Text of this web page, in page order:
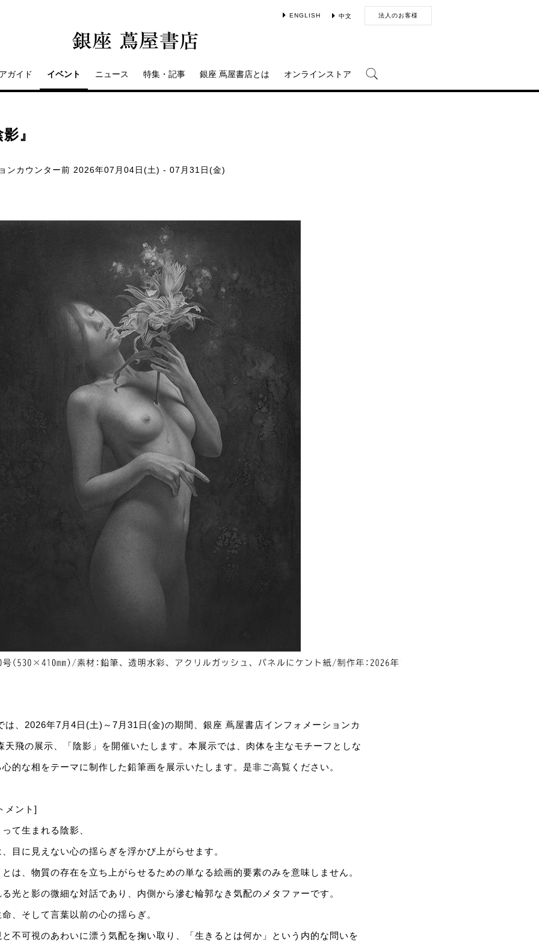
ENGLISH 中文 法人のお客様
ガイド イベント ニュース 特集・記事 銀座 蔦屋書店とは オンラインストア
』
ンカウンター前 2026年07月04日(土) - 07月31日(金)
は、2026年7月4日(土)～7月31日(金)の期間、銀座 蔦屋書店インフォメーションカ
天飛の展示、「陰影」を開催いたします。本展示では、肉体を主なモチーフとしな
的な相をテーマに制作した鉛筆画を展示いたします。是非ご高覧ください。
メント]
て生まれる陰影、
目に見えない心の揺らぎを浮かび上がらせます。
は、物質の存在を立ち上がらせるための単なる絵画的要素のみを意味しません。
光と影の微細な対話であり、内側から滲む輪郭なき気配のメタファーです。
、そして言葉以前の心の揺らぎ。
不可視のあわいに漂う気配を掬い取り、「生きるとは何か」という内的な問いを